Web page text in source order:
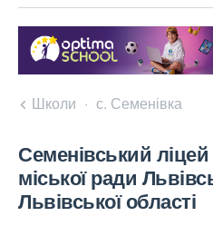
Школи с. Семенівка
Семенівський
міської ради
Львівської області